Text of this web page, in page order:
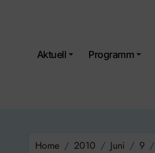
Aktuell Programm
Home 2010 Juni 9